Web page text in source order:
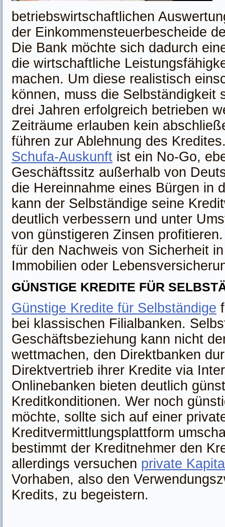
betriebswirtschaftlichen
der Einkommensteuerbescheide
Die Bank möchte sich dadurch
die wirtschaftliche
machen. Um diese realistisch
können, muss die Selbständigkeit
drei Jahren erfolgreich betrieben
Zeiträume erlauben kein
führen zur Ablehnung des
Schufa-Auskunft ist ein No-Go,
Geschäftssitz außerhalb von
die Hereinnahme eines Bürgen in
kann der Selbständige seine
deutlich verbessern und unter
von günstigeren Zinsen
für den Nachweis von Sicherheit
Immobilien oder
GÜNSTIGE KREDITE FÜR
Günstige Kredite für Selbständige
bei klassischen Filialbanken.
Geschäftsbeziehung kann nicht
wettmachen, den Direktbanken
Direktvertrieb ihrer Kredite via
Onlinebanken bieten deutlich
Kreditkonditionen. Wer noch
möchte, sollte sich auf einer
Kreditvermittlungsplattform
bestimmt der Kreditnehmer den
allerdings versuchen private
Vorhaben, also den
Kredits, zu begeistern.